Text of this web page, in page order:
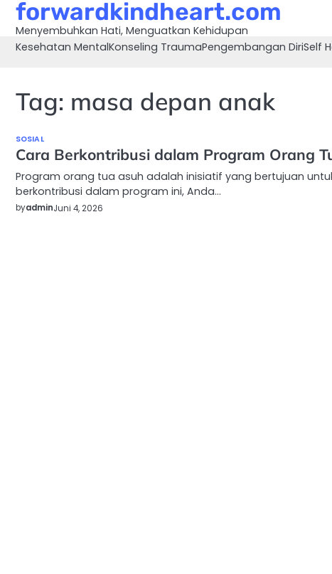
Skip
content
forwardkindheart.com
Menyembuhkan Hati, Menguatkan Kehidupan
Kesehatan MentalKonseling TraumaPengembangan DiriSelf
Tag: masa depan anak
SOSIAL
Cara Berkontribusi dalam Program Orang
Program orang tua asuh adalah inisiatif yang bertujuan
berkontribusi dalam program ini, Anda…
byadminJuni 4, 2026